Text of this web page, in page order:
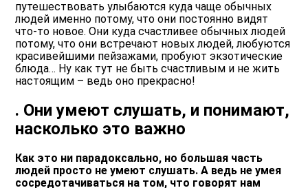
путешествовать улыбаются куда чаще обычных
людей именно потому, что они постоянно видят
что-то новое. Они куда счастливее обычных людей
потому, что они встречают новых людей, любуются
красивейшими пейзажами, пробуют экзотические
блюда… Ну как тут не быть счастливым и не жить
настоящим – ведь оно прекрасно!
. Они умеют слушать, и понимают,
насколько это важно
Как это ни парадоксально, но большая часть
людей просто не умеют слушать. А ведь не умея
сосредотачиваться на том, что говорят нам